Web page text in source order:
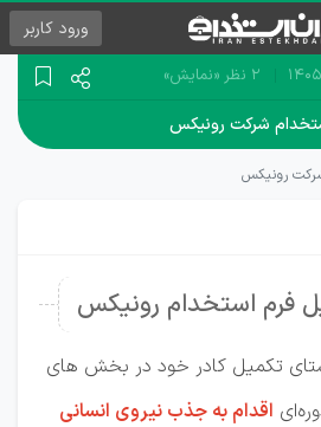
ورود کاربر
۱۵ 2 نظر «نمایش»
شرکت رونیکس
رونیکس
فرم استخدام رونیکس
تکمیل کادر خود در بخش های
اقدام به جذب نیروی انسانی